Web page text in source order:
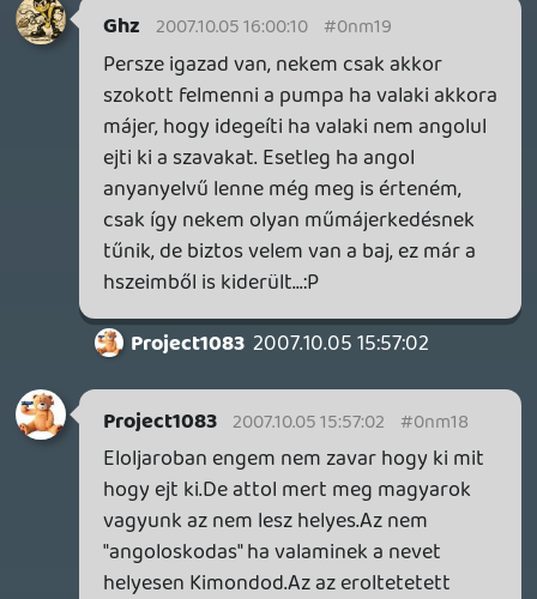
stevefarcry 2007.10.05 14:05:07 #0nm10
Ez qrva jó podcast volt. Én nem találtam
soknak az MGS-t benne.:D Egyébként ha
már MGS. Kojima elárulta , hogy MI LETT
VOLNA az eredeti MGS4 befejezés. Snake-
et és Otacont együtt kivégezték volna a
játék végén. A csapat viszont nagyon
tiltakozott, ezért más befejezés lesz. Pedig
sztem ez igazi MGS befejezés lett volna,
még ha nagyon sokkoló is. Suny-t pedig
azért hívják Suny-nak, mert a játék egyik
kulcs figurája és úgy zajanak köülötte az
események, mint a bolygók a nap körül.:)
Tunyó 2007.10.05 13:28:51 #0nm0z
Na, én meg mindig HÁLÓ-nak mondom:)
Pukhi-zik 2007.10.05 13:18:34
Dude 2007.10.05 13:26:49 #0nm0y